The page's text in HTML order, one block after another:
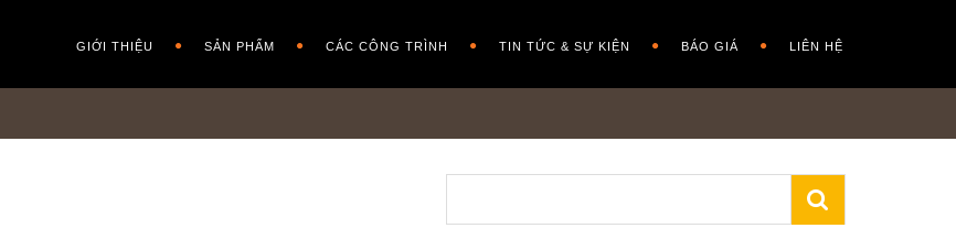
GIỚI THIỆU SẢN PHẨM CÁC CÔNG TRÌNH TIN TỨC & SỰ KIỆN BÁO GIÁ LIÊN HỆ